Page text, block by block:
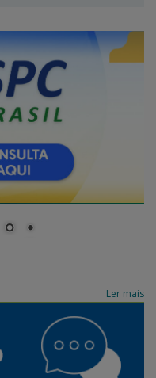
Ler mais